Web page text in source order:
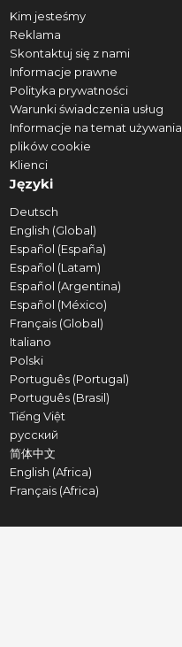
Kim jesteśmy
Reklama
Skontaktuj się z nami
Informacje prawne
Polityka prywatności
Warunki świadczenia usług
Informacje na temat używania
plików cookie
Klienci
Języki
Deutsch
English (Global)
Español (España)
Español (Latam)
Español (Argentina)
Español (México)
Français (Global)
Italiano
Polski
Português (Portugal)
Português (Brasil)
Tiếng Việt
русский
简体中文
English (Africa)
Français (Africa)